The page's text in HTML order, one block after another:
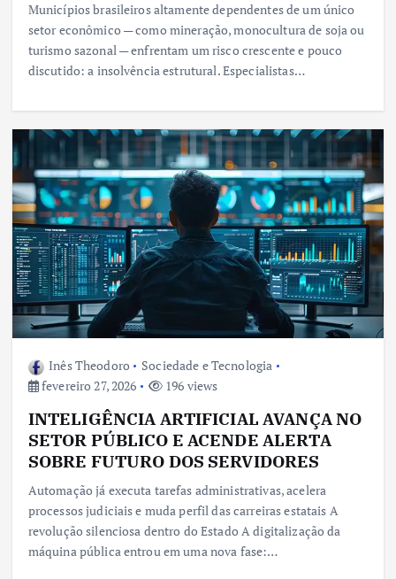
Municípios brasileiros altamente dependentes de um único
setor econômico — como mineração, monocultura de soja ou
turismo sazonal — enfrentam um risco crescente e pouco
discutido: a insolvência estrutural. Especialistas…
Inês Theodoro
Sociedade e Tecnologia
fevereiro 27, 2026
196 views
INTELIGÊNCIA ARTIFICIAL AVANÇA NO
SETOR PÚBLICO E ACENDE ALERTA
SOBRE FUTURO DOS SERVIDORES
Automação já executa tarefas administrativas, acelera
processos judiciais e muda perfil das carreiras estatais A
revolução silenciosa dentro do Estado A digitalização da
máquina pública entrou em uma nova fase:…